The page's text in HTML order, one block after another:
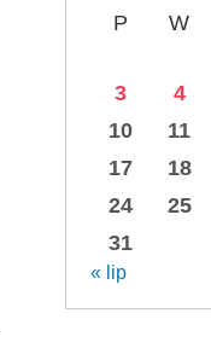
P W
3
4
10
11
17
18
24
25
31
« lip